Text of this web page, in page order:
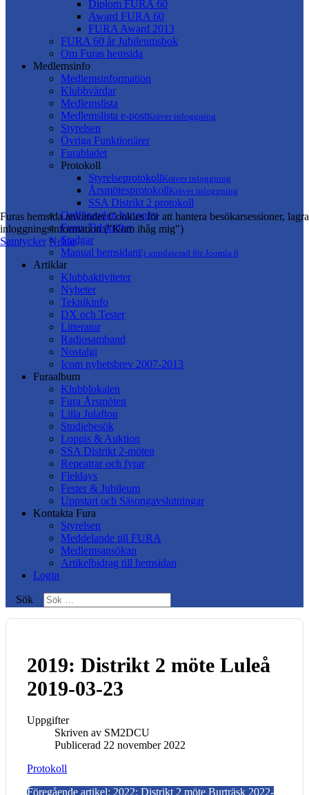
Diplom FURA 60
Award FURA 60
FURA Award 2013
FURA 60 år Jubileumsbok
Om Furas hemsida
Medlemsinfo
Medlemsinformation
Klubbvärdar
Medlemslista
Medlemslista e-postKräver inloggning
Styrelsen
Övriga Funktionärer
Furabladet
Protokoll
StyrelseprotokollKräver inloggning
ÅrsmötesprotokollKräver inloggning
SSA Distrikt 2 protokoll
Ordföranden har ordet
Furas Tidskrifter
Stadgar
Manual hemsidanEj uppdaterad för Joomla 6
Artiklar
Klubbaktiviteter
Nyheter
Teknikinfo
DX och Tester
Litteratur
Radiosamband
Nostalgi
Icom nyhetsbrev 2007-2013
Furaalbum
Klubblokalen
Fura Årsmöten
Lilla Julafton
Studiebesök
Loppis & Auktion
SSA Distrikt 2-möten
Repeatrar och fyrar
Fieldays
Fester & Jubileum
Uppstart och Säsongavslutningar
Kontakta Fura
Styrelsen
Meddelande till FURA
Medlemsansökan
Artikelbidrag till hemsidan
Login
Sök
2019: Distrikt 2 möte Luleå
2019-03-23
Uppgifter
Skriven av SM2DCU
Publicerad 22 november 2022
Protokoll
Föregående artikel: 2022: Distrikt 2 möte Burträsk 2022-
Furas hemsida använder Cookies för att hantera besökarsessioner, lagra
inloggningsinformation ("Kom ihåg mig")
Samtycker Nekar